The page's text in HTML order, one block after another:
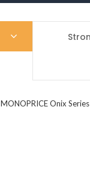
MONOPRICE Onix